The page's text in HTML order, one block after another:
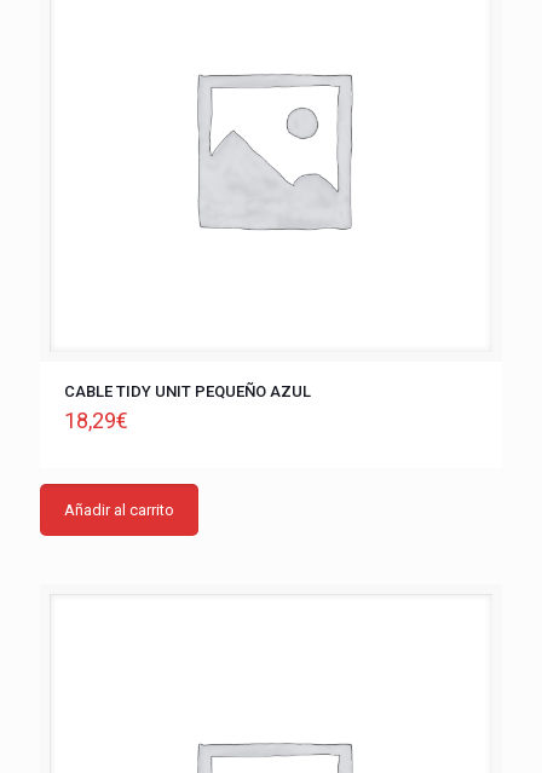
CABLE TIDY UNIT PEQUEÑO AZUL
18,29€
Añadir al carrito